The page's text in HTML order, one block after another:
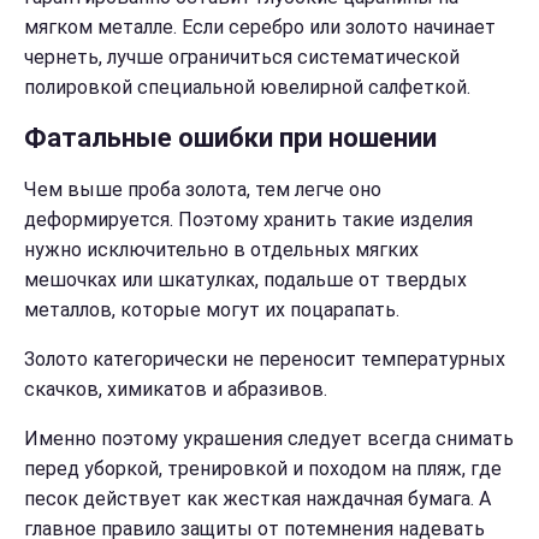
мягком металле. Если серебро или золото начинает
чернеть, лучше ограничиться систематической
полировкой специальной ювелирной салфеткой.
Фатальные ошибки при ношении
Чем выше проба золота, тем легче оно
деформируется. Поэтому хранить такие изделия
нужно исключительно в отдельных мягких
мешочках или шкатулках, подальше от твердых
металлов, которые могут их поцарапать.
Золото категорически не переносит температурных
скачков, химикатов и абразивов.
Именно поэтому украшения следует всегда снимать
перед уборкой, тренировкой и походом на пляж, где
песок действует как жесткая наждачная бумага. А
главное правило защиты от потемнения надевать